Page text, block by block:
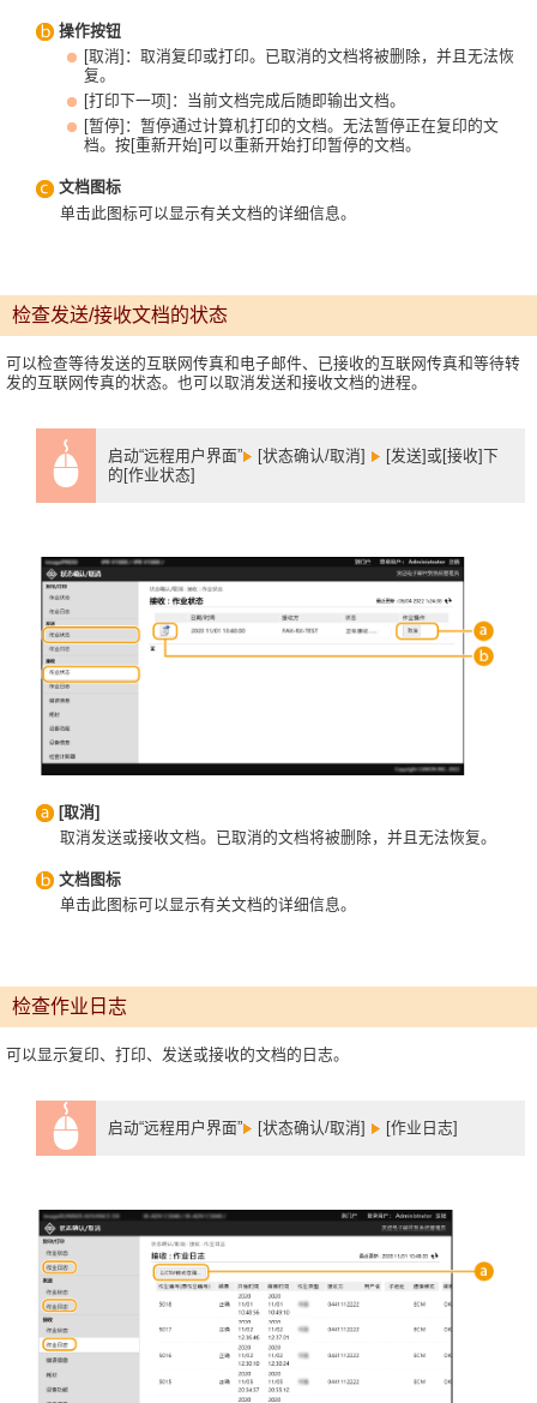
操作按钮
[取消]：取消复印或打印。已取消的文档将被删除，并且无法恢
复。
[打印下一项]：当前文档完成后随即输出文档。
[暂停]：暂停通过计算机打印的文档。无法暂停正在复印的文
档。按[重新开始]可以重新开始打印暂停的文档。
文档图标
单击此图标可以显示有关文档的详细信息。
检查发送/接收文档的状态
可以检查等待发送的互联网传真和电子邮件、已接收的互联网传真和等待转
发的互联网传真的状态。也可以取消发送和接收文档的进程。
启动“远程用户界面” [状态确认/取消]
[发送]或[接收]下
的[作业状态]
[取消]
取消发送或接收文档。已取消的文档将被删除，并且无法恢复。
文档图标
单击此图标可以显示有关文档的详细信息。
检查作业日志
可以显示复印、打印、发送或接收的文档的日志。
启动“远程用户界面” [状态确认/取消] [作业日志]